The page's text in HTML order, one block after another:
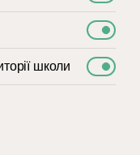
школи